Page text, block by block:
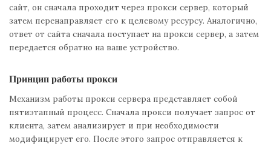
сайт, он сначала проходит через прокси сервер, который
затем перенаправляет его к целевому ресурсу. Аналогично,
ответ от сайта сначала поступает на прокси сервер, а затем
передается обратно на ваше устройство.
Принцип работы прокси
Механизм работы прокси сервера представляет собой
пятиэтапный процесс. Сначала прокси получает запрос от
клиента, затем анализирует и при необходимости
модифицирует его. После этого запрос отправляется к